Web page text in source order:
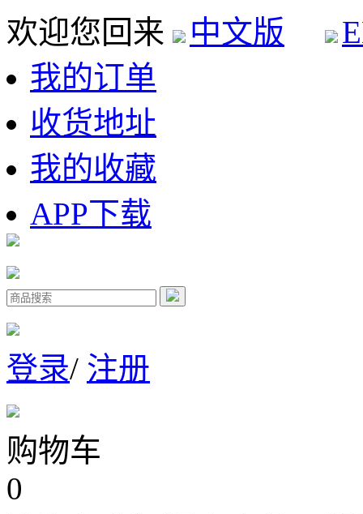
欢迎您回来 中文版
我的订单
收货地址
我的收藏
APP下载
登录/ 注册
购物车
0